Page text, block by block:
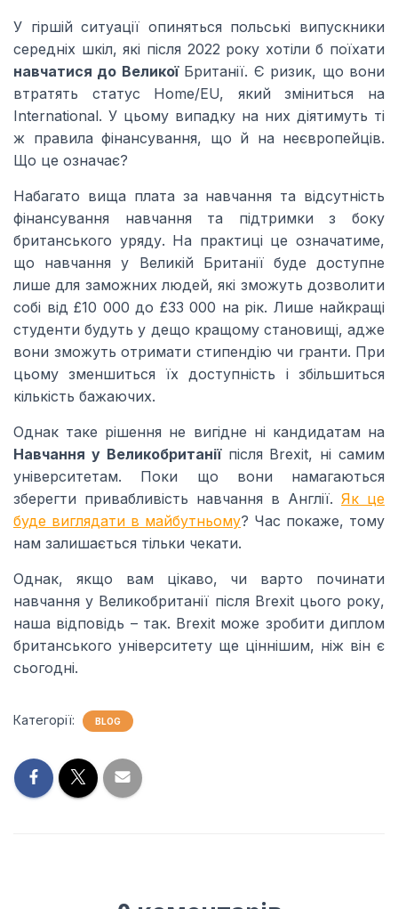
У гіршій ситуації опиняться польські випускники
середніх шкіл, які після 2022 року хотіли б поїхати
навчатися до ВеликоїБританії. Є ризик, що вони
втратять статус Home/EU, який зміниться на
International. У цьому випадку на них діятимуть ті
ж правила фінансування, що й на неєвропейців.
Що це означає?
Набагато вища плата за навчання та відсутність
фінансування навчання та підтримки з боку
британського уряду. На практиці це означатиме,
що навчання у Великій Британії буде доступне
лише для заможних людей, які зможуть дозволити
собі від £10 000 до £33 000 на рік. Лише найкращі
студенти будуть у дещо кращому становищі, адже
вони зможуть отримати стипендію чи гранти. При
цьому зменшиться їх доступність і збільшиться
кількість бажаючих.
Однак таке рішення не вигідне ні кандидатам на
Навчання у Великобританіїпісля Brexit, ні самим
університетам. Поки що вони намагаються
зберегти привабливість навчання в Англії. Як це
буде виглядати в майбутньому? Час покаже, тому
нам залишається тільки чекати.
Однак, якщо вам цікаво, чи варто починати
навчання у Великобританії після Brexit цього року,
наша відповідь – так. Brexit може зробити диплом
британського університету ще ціннішим, ніж він є
сьогодні.
Категорії: BLOG